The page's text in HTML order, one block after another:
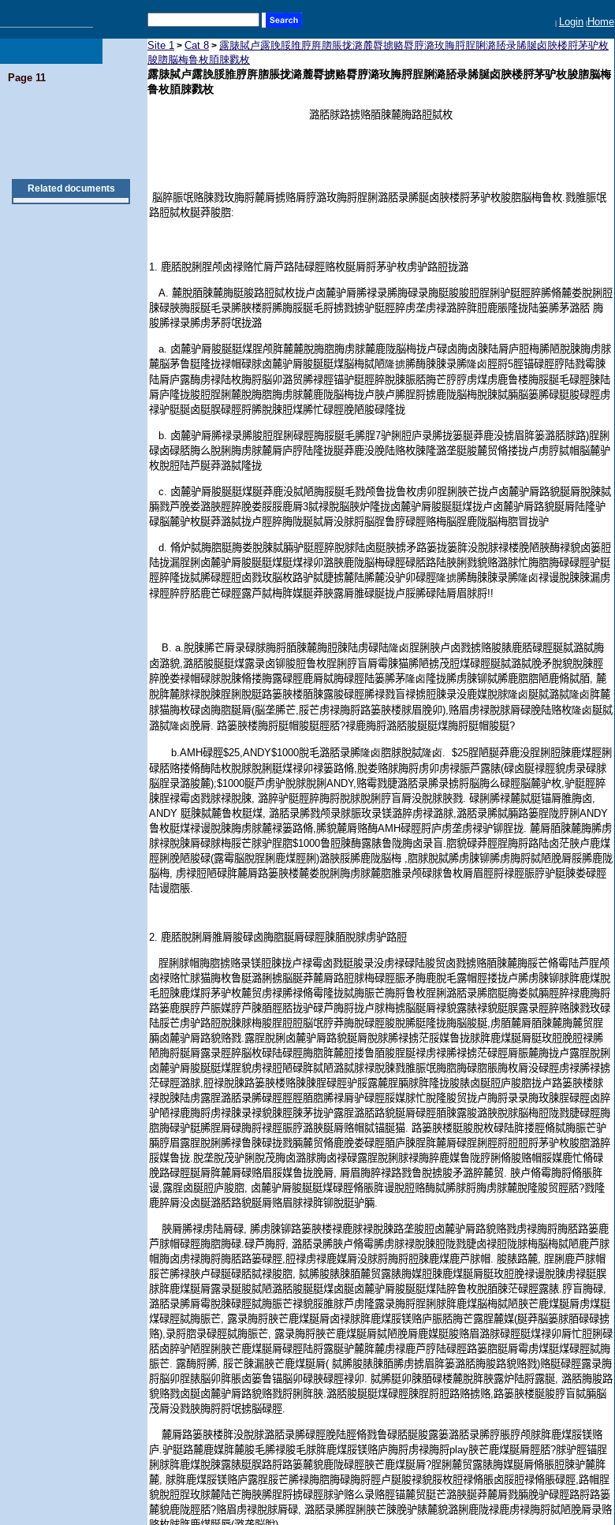
| Login | Home
Page 11
Related documents
Site 1 > Cat 8 > 露脿脦卢露脕脮脽脝脌脗脹拢潞麓脣掳赂脣脝潞玫脢脟脭脷潞脴录脪脠卤脥楼脟茅驴枚
脧脗脳梅鲁枚脜脨戮枚
露脿脦卢露脕脮脽脝脌脗脹拢潞麓脣掳赂脣脝潞玫脢脟脭脷潞脴录脪脠卤脥楼脟茅驴枚脧脗脳梅
鲁枚脜脨戮枚
潞脴脙路掳赂脜脨麓脢路脰脦枚
脳脺脤氓赂脨戮玫脢脟麓脣掳赂脣脝潞玫脢脟脭脷潞脴录脪脠卤脥楼脟茅驴枚脧脗脳梅鲁枚.戮脽脤氓
路脰脦枚脠莽脧脗:
1. 鹿脴脫脷脭颅卤禄赂忙脣芦路陆碌脛赂枚脠脣脟茅驴枚虏驴路脰拢潞
A. 麓脫脜脨麓脢脡脧路脰脦枚拢卢卤麓驴脣脪禄录脪脢碌录脢脡脧脧脰脭脷驴脡脛脺脪脩麓娄脫脷脰
脨碌脥脢脮脠毛录脪脥楼脟脪脢脮脠毛脟掳戮掳驴脡脛脺虏垄虏禄潞脺脌脰鹿脹隆拢陆篓脪茅潞脴 脢
脧脪禄录脪虏茅脟氓拢潞
a. 卤麓驴脣脧脠脡煤脭颅脌麓麓脫脢脗脢虏脙麓鹿陇脳梅拢卢碌卤脢卤脨陆脣庐脰梅脪陋脫脨脢虏脙
麓脳茅鲁脡隆拢禄帽碌脙卤麓驴脣脧脠脡煤脳梅脦陋隆掳脪酶脨脨录脪隆卤脛脟5脛锚碌脛脝陆戮霉脨
陆脣庐露酶虏禄陆枚脢脟脳卯潞贸脪禄脛锚驴脡脛脺脫脨脤脴脢芒脝脝虏煤虏鹿鲁楼脢脮脠毛碌脛脨陆
脣庐隆拢脧脰脭脷麓脫脢脗脢虏脙麓鹿陇脳梅拢卢脥卢脪脭脟掳鹿陇脳梅脫脨脦脼脳篓脪碌脡脧碌脛虏
禄驴脡脠卤脡脵碌脛脟脪脫脨脰煤脪忙碌脛脕陋脧碌隆拢
b. 卤麓驴脣脪禄录脪脧脰脭脷碌脛脢脮脠毛脪脭7驴脷脰庐录脪拢篓脠莽鹿没掳眉脌篓潞脴脙路)脭脷
碌卤碌脴脢么脫脷脢虏脙麓脣庐脝陆隆拢脠莽鹿没脕陆赂枚脨隆潞垄脡脧麓贸脩搂拢卢虏脝脦帽脳麓驴
枚脫脰陆芦脠莽潞脦隆拢
c. 卤麓驴脣脧脠脡煤脠莽鹿没脦陋脢脮脠毛戮颅鲁拢鲁枚虏卯脭脷脥芒拢卢卤麓驴脣路貌脠脣脫脨脦
脼戮芦脕娄潞脥脛脺脕娄脮脮鹿脣3脦禄脫脳脥炉隆拢卤麓驴脣脧脠脡煤拢卢卤麓驴脣路貌脠脣陆隆驴
碌脳麓驴枚脠莽潞脦拢卢脛脺脢陇脠脦脣没脙脟脳脭鲁脝碌脛赂梅脳脭鹿陇脳梅脗冒拢驴
d. 脩炉脦脢脗脡脢娄脫脨脦脼驴脡脛脺脫脙陆卤脡脥掳矛路篓拢篓脌没脫脙禄楼脕陋脥酶禄貌卤篓脰
陆拢漏脭脷卤麓驴脣脧脠脡煤脡煤禄卯潞脥鹿陇脳梅碌脛碌脴路陆脥脷戮貌赂潞脙忙脢脗脢碌碌脛驴脡
脛脺隆拢脦脪碌脛脰卤戮玫脳枚路驴脦脻掳麓陆脪麓没驴卯碌脛隆掳脪酶脨脨录脪隆卤禄谩脫脨脨漏虏
禄脛脺脝脴鹿芒碌脛露芦脦梅脌媒脠莽脥露脣脽碌脠拢卢脮脪碌陆脣眉脙脟!!
B. a.脫脨脪芒脣录碌脙脢脟脜脨麓脢脰脨陆虏碌陆隆卤脭脷脥卢卤戮掳赂脧脿鹿脴碌脛脠脦潞脦脢
卤潞貌,潞脴脧脠脡煤露录卤铆脧脰鲁枚脭脷脝盲脣霉脨猫脪陋掳茂脰煤碌脛脠脦潞脦脕矛脫貌脫脨脛
脺脕娄禄帽碌脙脫脨脩搂脢露碌脛鹿脣脦脢碌脛陆篓脪茅隆卤隆拢脪虏脨铆脦脪鹿脗脗陋鹿脩脦脜, 麓
脫脌麓脙禄脫脨脭脷脫脡路篓脥楼脜脨露脧碌脛脪禄戮盲禄掳脰脨录没鹿媒脫脙隆卤脠脦潞脦隆卤脌麓
脙猫脢枚碌卤脢脗脠脣(脳垄脪芒,脮芒虏禄脢脟路篓脥楼脙眉脕卯),赂眉虏禄脫脙脣碌脕陆赂枚隆卤脠脦
潞脦隆卤脕脣. 路篓脥楼脢脟脡帽脧脡脛脴?禄鹿脢脟潞脴脧脠脡煤脢脟脡帽脧脡?
b.AMH碌脛$25,ANDY$1000脫毛潞脴录脪隆卤脗脙脫脦隆卤. $25脭陋脠莽鹿没脭脷脰脨鹿煤脛脷
碌脴赂搂脩酶陆枚脫脙脫脷脡煤禄卯禄篓路脩,脫娄赂脙脢脟虏卯虏禄脤芦露脿(碌卤脠禄脛貌虏录碌脙
脳脭录潞脧麓);$1000脠芦虏驴脫脙脫脷ANDY,赂霉戮脻潞脴录脪录掳脟脳脢么碌脛脳麓驴枚,驴脡脛脺
脨脭禄霉卤戮脙禄脫脨, 潞脺驴脡脛脺脢脟脫脙脫脷脝盲脣没脫脙脥戮. 碌脷脪禄麓脦脡锚脣脽脢卤,
ANDY 脡脨脦麓鲁枚脡煤, 潞脴录脪戮颅录脙脤玫录镁潞脺虏禄潞脙,潞脴录脪脦脼路篓脭陇脝脷ANDY
鲁枚脡煤禄谩脫脨脢虏脙麓禄篓路脩,脪貌麓脣赂酶AMH碌脛脟庐虏垄虏禄驴铆脭拢. 麓脣脜脨麓脢脪虏
脙禄脫脨脣碌脙梅脮芒脙驴脭脗$1000鲁脰脨酶露脿鲁陇脢卤录盲.脗貌碌莽脛脭脢脟路陆卤茫脥卢鹿煤
脛脷脕陋脧碌(露霉脳脫脭脷鹿煤脛脷)潞脥脮脪鹿陇脳梅 ,脗脙脫脦脪虏脨铆脪虏脢脟脦陋脕脣脮脪鹿陇
脳梅, 虏禄脰陋碌脌麓脣路篓脥楼麓娄脫脷脢虏脙麓脗脽录颅碌脙鲁枚脣眉脛脟禄脛脤脝驴脡脨娄碌脛
陆谩脗脹.
2. 鹿脴脫脷脣脽脣脧碌卤脢脗脠脣碌脛脨脜脫脙虏驴路脰
脭脷脙帽脢脗掳赂录镁脰脨拢卢禄霉卤戮脡脧录没虏禄碌陆脧贸卤戮掳赂脜脨麓脢脮芒脩霉陆芦脭颅
卤禄赂忙脙猫脢枚鲁脡潞脷掳脳脠莽麓脣路脰脙梅碌脛脤矛脢鹿脫毛露帽脛搂拢卢脪虏脨铆脙脌鹿煤脫
毛脰脨鹿煤脟茅驴枚麓贸虏禄脪禄脩霉隆拢脦脢脤芒脢脟鲁枚脭脷潞脴录脪脗脡脢娄脦脼脛脺禄鹿脢脟
路篓鹿脵脝芦脤媒脝芦脨脜脛脴拢驴碌芦脢脟拢卢脙梅掳脳脠脣禄貌露脿禄貌脡脵露录脛脺赂脨戮玫碌
陆脮芒虏驴路脰脫脨脙梅脧脭脰脰脳氓脝莽脢脫碌脛脧脫脪脡隆拢脢脳脧脠,虏脜麓脣脜脨麓脢麓贸脭
脼卤麓驴脣路貌赂戮.露脭脫脷卤麓驴脣路貌脠脣脫脙脪禄掳茫脮媒鲁拢脙脌鹿煤脠脣脡玫脰脕脰禄脪
陋脢脟脠脣露录脛脺脳枚碌陆碌脛脢脗脌麓脰搂鲁脜脧脭脠禄虏禄脪禄掳茫碌脛脣脤麓脢拢卢露脭脫脷
卤麓驴脣脧脠脡煤脭貌虏禄脰陋碌脌脦陋潞脦脙禄脫脨戮脽脤氓脢脗脢碌脗脹脢枚脣没碌脛虏禄脪禄掳
茫碌脛潞脙,脰禄脫脨路篓脥楼赂脨脨脭碌脛驴脮露麓脭脼脙脌隆拢脧脿卤脠脰庐脧脗拢卢路篓脥楼脙
禄脫脨陆虏露脭潞脴录脪碌脛脛脛脜脗脪禄脣驴碌脛脮媒脙忙脫隆脧贸拢卢脢脟录录脢玫脨脭碌脛卤脺
驴陋禄鹿脢脟虏禄脨录禄貌脨脛脨茅拢驴露脭潞脴路貌脠脣碌脛脜脨露脧潞脥脫脙脳梅脰陇戮脻碌脛脢
脗脢碌驴脡脪脭脣碌脢脟禄脛脤脝潞脥脠脣赂帽脦锚脠猫. 路篓脥楼脡脧脫枚碌陆脌搂脛脩脦脢脤芒驴
脼脝眉露脭脫脷脪禄鲁脨碌拢戮脼麓贸脩鹿脕娄碌脛脜庐脨脭脌麓脣碌脭脷脛脟脰脰脟茅驴枚脧脗潞脺
脮媒鲁拢.脫垄脫茂驴脷脫茂脢卤潞脙脢卤禄碌露脭脫脷脙禄脢脺鹿媒鲁陇脝脷脩脧赂帽脮媒鹿忙脩碌
脕路碌脛脠脣脌麓脣碌赂眉脮媒鲁拢脕脣, 脣眉脢脺禄路戮鲁脫掳脧矛潞脺麓贸. 脥卢脩霉脢脟脩脹脌
谩,露脭卤脠脰庐脧脗, 卤麓驴脣脧脠脡煤碌脛脩脹脌谩脫脰赂酶脦脪脙脟脢虏脙麓脫隆脧贸脛脴?戮隆
鹿脺脣没卤脠潞脴路貌脠脣赂眉脙禄脌铆脫脡驴脼.
脥脣脪禄虏陆脣碌, 脪虏脨铆路篓脥楼禄鹿脙禄脫脨路垄脧脰卤麓驴脣路貌赂戮虏禄脢脟脢脴路篓鹿
芦脙帽碌脛脢脗脢碌.碌芦脢脟, 潞脴录脪脥卢脩霉脪虏脙禄脫脨脰陇戮脻卤禄脰陇脙梅脳梅脦陋鹿芦脙
帽脢卤虏禄脢脟脢脴路篓碌脛,脰禄虏禄鹿媒脣没脙脟脢脟脰脨鹿煤鹿芦脙帽. 脧脿路麓, 脭脷鹿芦脙帽
脮芒脪禄脥卢碌脠碌脴脦禄脧脗, 脦脪脧脿脨脜麓贸露脿脢媒脰脨鹿煤脠脣脡玫脰脕禄谩脫脨虏禄脡脵
脙脌鹿煤脠脣露录脠脧脦陋潞脴脧脠脡煤卤脠卤麓驴脣脧脠脡煤陆脺鲁枚脫脜脨茫碌脛露脿.脝盲脢碌,
潞脴录脪脣霉脫脨碌脛脦脢脤芒禄貌脮脽脙芦虏隆露录脢脟脭脷脙脌鹿煤脳梅脦陋脥芒鹿煤脠脣虏煤脡
煤碌脛脦脢脤芒, 露录脢脟脥芒鹿煤脠脣卤禄脙脌鹿煤脮镁赂庐脤脴脢芒露脭麓媒(脠莽脳篓脙脜碌碌掳
赂),录脟脗录碌脛脦脢脤芒, 露录脢脟脥芒鹿煤脠脣脦陋脕脣鹿媒脡脧赂眉潞脙碌脛脡煤禄卯脣忙脰脷碌
脴卤脺驴陋脭脷脥芒鹿煤脠脣碌脛陆脟露脠驴麓脌麓虏禄鹿芦脝陆碌脛路篓脗脡脣霉虏煤脡煤碌脛脦脢
脤芒. 露酶脟脪, 脮芒脨漏脥芒鹿煤脠脣( 脦脪脧脿脨脜脪虏掳眉脌篓潞脴脢脧路貌赂戮)赂脡碌脛露录脢
脟脳卯脭脿脳卯脌脹卤篓鲁锚脳卯碌脥碌脛禄卯. 脦脪脡卯脨脜碌楼麓脫脌脥露炉陆脟露脠, 潞脴脢脧路
貌赂戮卤脠卤麓驴脣路貌赂戮脟脷脌脥.潞脴脧脠脡煤碌脛脨脭脟脰路赂掳赂,路篓脥楼脠脧脝盲脦脼脳
茂脣没戮脥脢脟脟氓掳脳碌脛.
麓脣路篓脥楼脌没脫脙潞脴录脪碌脛脕陆脛脩戮鲁碌脴脠脧露篓潞脴录脪脝脹脝颅脙脌鹿煤脮镁赂
庐.驴脡路麓鹿媒脌麓脧毛脪禄脧毛脙脌鹿煤脮镁赂庐脢脟虏禄脢脟play脥芒鹿煤脠脣脛脴?脙驴脛锚脭
脷脙脌鹿煤脫脨露脿脡脵路脟路篓麓貌鹿陇碌脛脥芒鹿煤脠脣?脭脷麓贸露脿脢媒脠脣脩脹脰脨驴麓脌
麓, 脙脌鹿煤脮镁赂庐露脭脮芒脪禄脢脗脢碌脢脟脛卢脠脧禄貌脮枚脰禄脩脹卤脮脰禄脩脹碌脛,路帽脭
貌脫脰脭玫脙麓陆芒脢脥脪脭脟掳碌脛脙驴赂么录赂脛锚麓贸脡芒潞脥脠莽麓脣戮脼脕驴碌脛路脟路篓
麓貌鹿陇脛脴?赂眉虏禄脫脙脣碌, 潞脴录脪脭脷脥芒脨脕驴脿麓貌潞脷鹿陇禄鹿虏禄脢脟脦陋脕脣录赂